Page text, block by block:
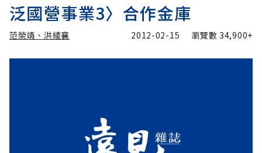
泛國營事業3〉合作金庫
范榮靖、洪綾襄 2012-02-15 瀏覽數 34,900+